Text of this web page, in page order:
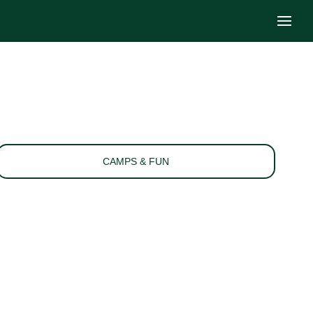
CAMPS & FUN